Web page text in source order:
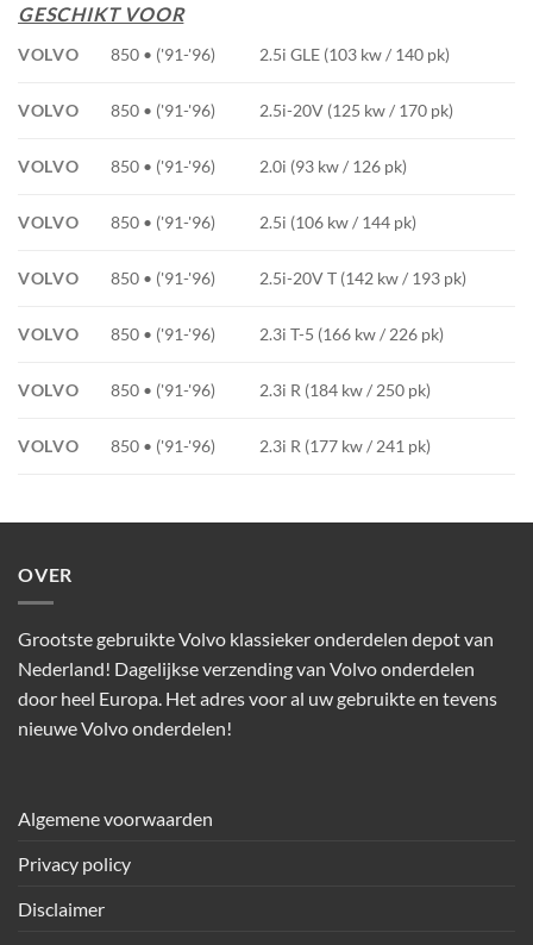
GESCHIKT VOOR
VOLVO 850 • ('91-'96) 2.5i GLE (103 kw / 140 pk)
VOLVO 850 • ('91-'96) 2.5i-20V (125 kw / 170 pk)
VOLVO 850 • ('91-'96) 2.0i (93 kw / 126 pk)
VOLVO 850 • ('91-'96) 2.5i (106 kw / 144 pk)
VOLVO 850 • ('91-'96) 2.5i-20V T (142 kw / 193 pk)
VOLVO 850 • ('91-'96) 2.3i T-5 (166 kw / 226 pk)
VOLVO 850 • ('91-'96) 2.3i R (184 kw / 250 pk)
VOLVO 850 • ('91-'96) 2.3i R (177 kw / 241 pk)
OVER
Grootste gebruikte Volvo klassieker onderdelen depot van
Nederland! Dagelijkse verzending van Volvo onderdelen
door heel Europa. Het adres voor al uw gebruikte en tevens
nieuwe Volvo onderdelen!
Algemene voorwaarden
Privacy policy
Disclaimer